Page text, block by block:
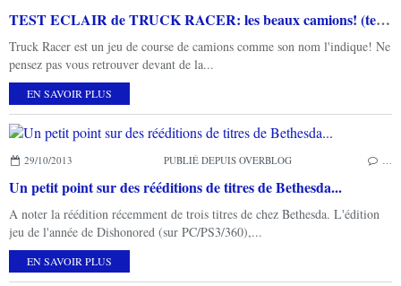
TEST ECLAIR de TRUCK RACER: les beaux camions! (testé sur Playstation 3)
Truck Racer est un jeu de course de camions comme son nom l'indique! Ne
pensez pas vous retrouver devant de la...
EN SAVOIR PLUS
29/10/2013 PUBLIÉ DEPUIS OVERBLOG …
Un petit point sur des rééditions de titres de Bethesda...
A noter la réédition récemment de trois titres de chez Bethesda. L'édition
jeu de l'année de Dishonored (sur PC/PS3/360),...
EN SAVOIR PLUS